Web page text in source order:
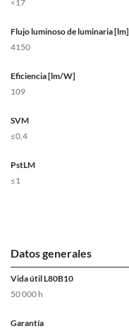
<17
Flujo luminoso de luminaria [lm]
4150
Eficiencia [lm/W]
109
SVM
≤0,4
PstLM
≤1
Datos generales
Vida útil L80B10
50 000 h
Garantía